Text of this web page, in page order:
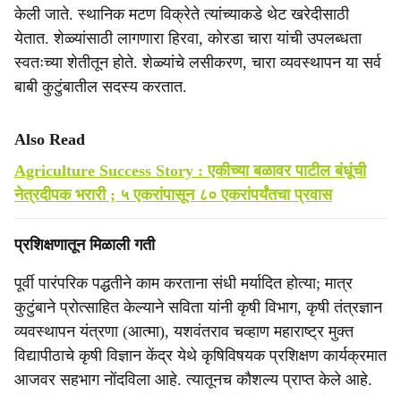
केली जाते. स्थानिक मटण विक्रेते त्यांच्याकडे थेट खरेदीसाठी
येतात. शेळ्यांसाठी लागणारा हिरवा, कोरडा चारा यांची उपलब्धता
स्वतःच्या शेतीतून होते. शेळ्यांचे लसीकरण, चारा व्यवस्थापन या सर्व
बाबी कुटुंबातील सदस्य करतात.
Also Read
Agriculture Success Story : एकीच्या बळावर पाटील बंधूंची
नेत्रदीपक भरारी ; ५ एकरांपासून ८० एकरांपर्यंतचा प्रवास
प्रशिक्षणातून मिळाली गती
पूर्वी पारंपरिक पद्धतीने काम करताना संधी मर्यादित होत्या; मात्र
कुटुंबाने प्रोत्साहित केल्याने सविता यांनी कृषी विभाग, कृषी तंत्रज्ञान
व्यवस्थापन यंत्रणा (आत्मा), यशवंतराव चव्हाण महाराष्ट्र मुक्त
विद्यापीठाचे कृषी विज्ञान केंद्र येथे कृषिविषयक प्रशिक्षण कार्यक्रमात
आजवर सहभाग नोंदविला आहे. त्यातूनच कौशल्य प्राप्त केले आहे.